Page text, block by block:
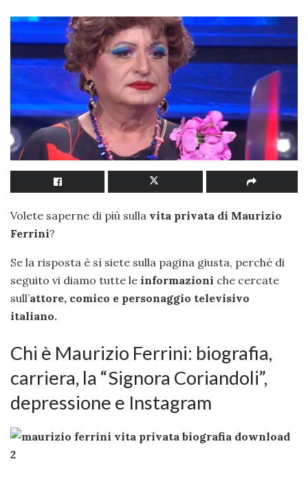
Volete saperne di più sulla vita privata di Maurizio
Ferrini?
Se la risposta è sì siete sulla pagina giusta, perché di
seguito vi diamo tutte le informazioni che cercate
sull’attore, comico e personaggio televisivo
italiano.
Chi è Maurizio Ferrini: biografia,
carriera, la “Signora Coriandoli”,
depressione e Instagram